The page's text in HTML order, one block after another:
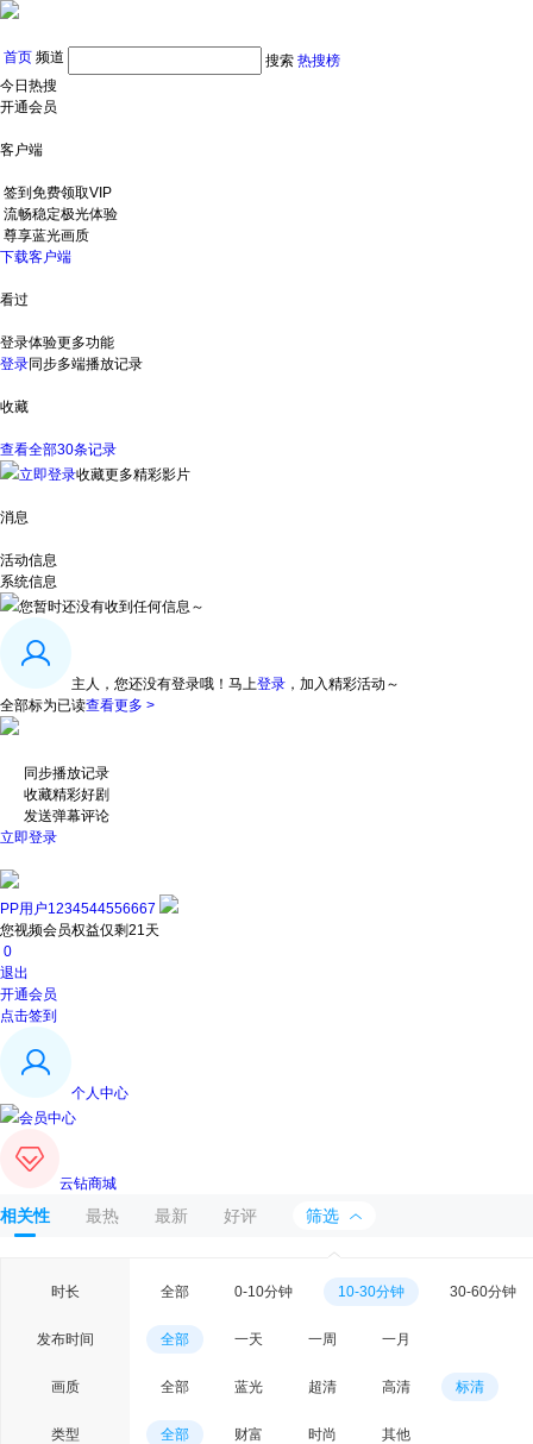
首页 频道 搜索 热搜榜
今日热搜
开通会员
客户端
签到免费领取VIP
流畅稳定极光体验
尊享蓝光画质
下载客户端
看过
登录体验更多功能
登录同步多端播放记录
收藏
查看全部30条记录
立即登录收藏更多精彩影片
消息
活动信息
系统信息
您暂时还没有收到任何信息～
主人，您还没有登录哦！ 马上登录 ，加入精彩活动～
全部标为已读查看更多 >
同步播放记录
收藏精彩好剧
发送弹幕评论
立即登录
PP用户1234544556667
您视频会员权益仅剩21天
0
退出
开通会员
点击签到
个人中心
会员中心
云钻商城
相关性 最热 最新 好评 筛选
时长 全部 0-10分钟 10-30分钟 30-60分钟
发布时间 全部 一天 一周 一月
画质 全部 蓝光 超清 高清 标清
类型 全部 财富 时尚 其他